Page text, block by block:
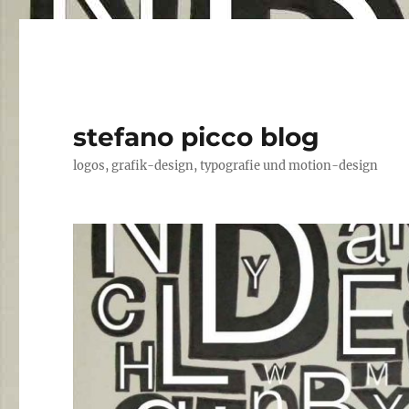
stefano picco blog
logos, grafik-design, typografie und motion-design